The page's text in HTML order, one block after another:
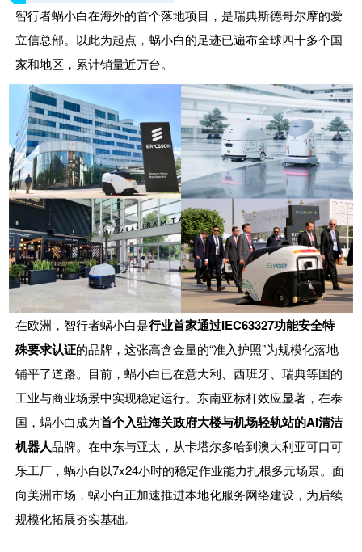
智行者蜗小白在海外的首个落地项目，是瑞典斯德哥尔摩的爱
立信总部。以此为起点，蜗小白的足迹已遍布全球四十多个国
家和地区，累计销量近万台。
在欧洲，智行者蜗小白是行业首家通过IEC63327功能安全特
殊要求认证的品牌，这张高含金量的“准入护照”为规模化落地
铺平了道路。目前，蜗小白已在意大利、西班牙、瑞典等国的
工业与商业场景中实现稳定运行。东南亚标杆效应显著，在泰
国，蜗小白成为首个入驻海关政府大楼与机场轻轨站的AI清洁
机器人品牌。在中东与亚太，从卡塔尔多哈到澳大利亚可口可
乐工厂，蜗小白以7x24小时的稳定作业能力扎根多元场景。面
向美洲市场，蜗小白正加速推进本地化服务网络建设，为后续
规模化拓展夯实基础。